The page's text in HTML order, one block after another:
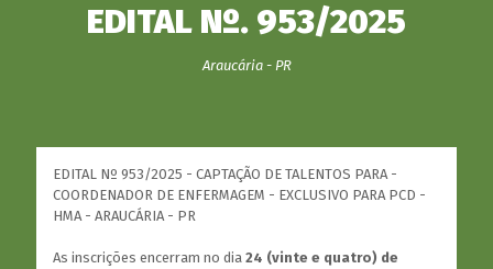
EDITAL Nº. 953/2025
Araucária - PR
EDITAL Nº 953/2025 - CAPTAÇÃO DE TALENTOS PARA -
COORDENADOR DE ENFERMAGEM - EXCLUSIVO PARA PCD -
HMA - ARAUCÁRIA - PR
As inscrições encerram no dia 24 (vinte e quatro) de